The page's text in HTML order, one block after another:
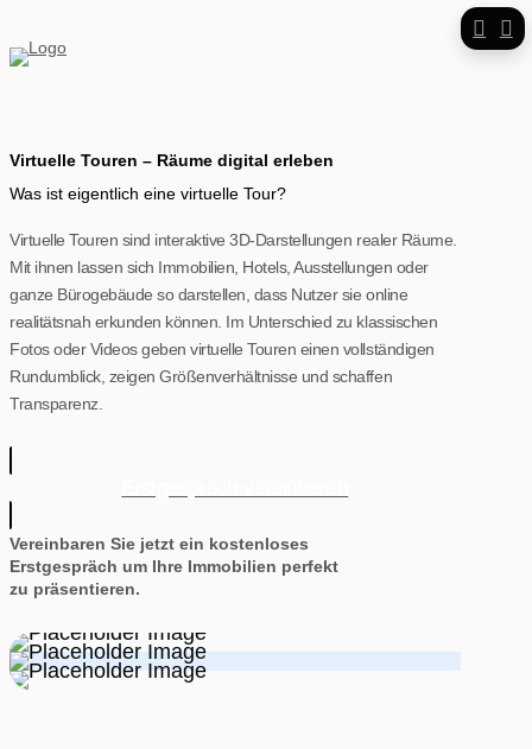
Virtuelle Touren – Räume digital erleben
Was ist eigentlich eine virtuelle Tour?
Virtuelle Touren sind interaktive 3D-Darstellungen realer Räume.
Mit ihnen lassen sich Immobilien, Hotels, Ausstellungen oder
ganze Bürogebäude so darstellen, dass Nutzer sie online
realitätsnah erkunden können. Im Unterschied zu klassischen
Fotos oder Videos geben virtuelle Touren einen vollständigen
Rundumblick, zeigen Größenverhältnisse und schaffen
Transparenz.
Vereinbaren Sie jetzt ein kostenloses
Erstgespräch um Ihre Immobilien perfekt
zu präsentieren.